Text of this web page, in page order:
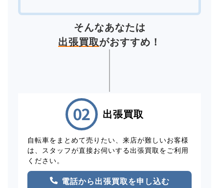
そんなあなたは
出張買取がおすすめ！
出張買取
自転車をまとめて売りたい、来店が難しいお客様
は、スタッフが直接お伺いする出張買取をご利用
ください。
電話から出張買取を申し込む